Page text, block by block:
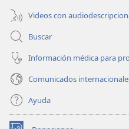
Videos con
Buscar
Información médica para
Comunicados
Ayuda